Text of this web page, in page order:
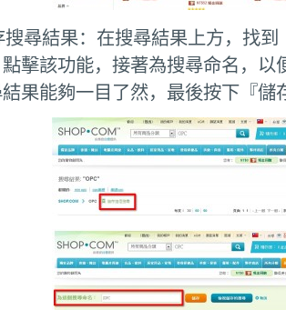
搜尋結果：在搜尋結果上方，找到
擊該功能，接著為搜尋命名，以
果能夠一目了然，最後按下『儲